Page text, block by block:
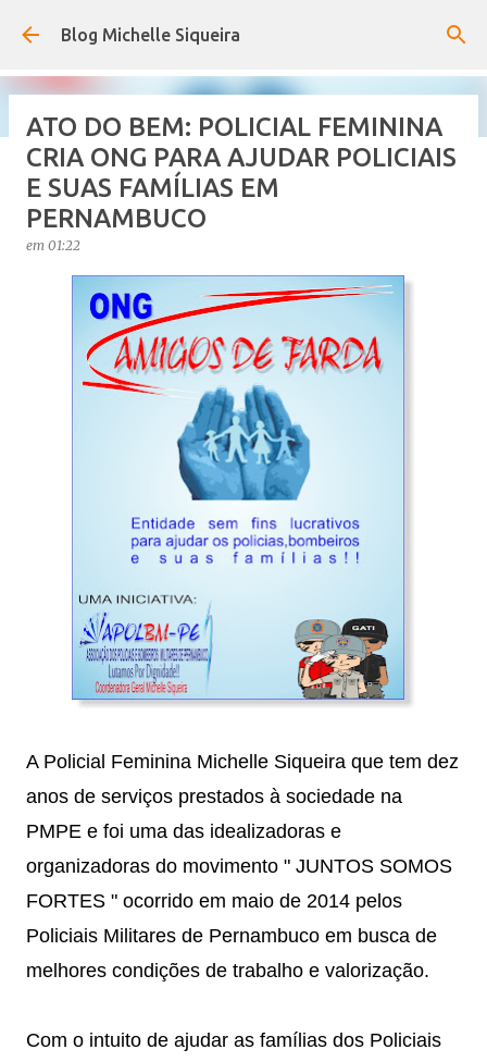
Pular para o conteúdo principal
Blog Michelle Siqueira
URGENTE: 13° DOS SERVIDORES
DE PE SERÁ ANTECIPADO, VEJA A
DATA.
19:01
ATO DO BEM: POLICIAL FEMININA
CRIA ONG PARA AJUDAR POLICIAIS
E SUAS FAMÍLIAS EM
PERNAMBUCO
em 01:22
A Policial Feminina Michelle Siqueira que tem dez
anos de serviços prestados à sociedade na
PMPE e foi uma das idealizadoras e
organizadoras do movimento " JUNTOS SOMOS
FORTES " ocorrido em maio de 2014 pelos
Policiais Militares de Pernambuco em busca de
melhores condições de trabalho e valorização.
Com o intuito de ajudar as famílias dos Policiais